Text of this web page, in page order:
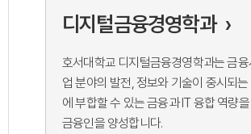
디지털금융경영학과 ›
호서대학교 디지털금융경영학과는 금
업 분야의 발전, 정보와 기술이 중시되는
에 부합할 수 있는 금융과 IT 융합 역량
금융인을 양성합니다.